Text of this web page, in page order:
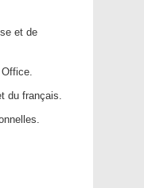
et de
du français.